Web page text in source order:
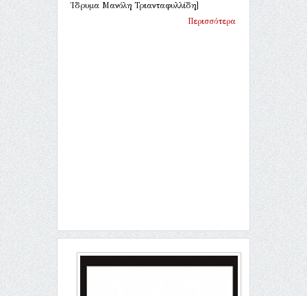
Ίδρυμα Μανόλη Τριανταφυλλίδη]
Περισσότερα